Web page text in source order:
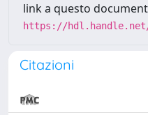
link a questo
https://hdl.handle.net/
Citazioni